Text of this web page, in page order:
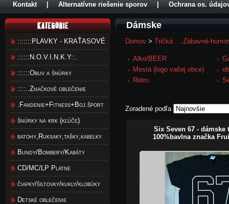
Kontakt Alternatívne riešenie sporov Ochrana os.
:::::::PLAVKY - KRAŤASOVÉ
::::::N.O.V.I.N.K.Y::.
::::::Obuv a šnúrky
::::..Značkové oblečenie
.Fandenie+Fitness+Boj.šport
šnúrky na krk (kľúče)
batohy,Ruksaky,tašky,kabelky
Bundy/Bombery/Kabáty
CD/MC/LP Platne
čiapky/šiltovky/kukly/klobúky
Detské oblečenie
Dámske
Domov > Tričká . ..Zábavné-
Alko/BEER
Mestá (logo vašej obce)
Retro
Zoradené podľa
Six Seven 67 -
100%bavlna značka